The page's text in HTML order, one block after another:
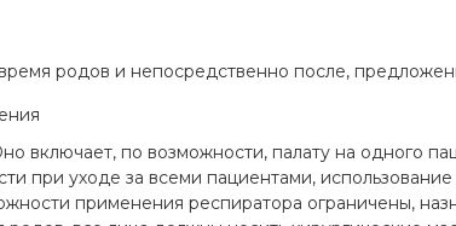
родов и непосредственно после,
по возможности, палату на одного
при уходе за всеми пациентами,
применения респиратора ограничены,